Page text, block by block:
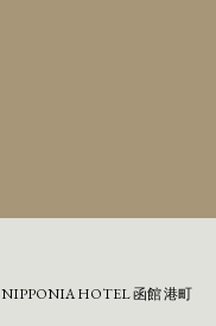
NIPPONIA HOTEL 函館 港町